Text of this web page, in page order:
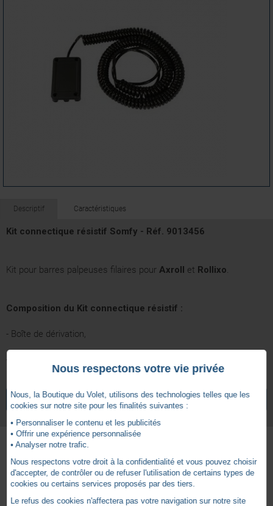
Descriptif Caractéristiques
Kit connectique résistif Somfy - Réf. 9013456
Kit pour barres palpeuses filaires pour Axroll et Rollixo.
Composition du Kit connectique résistif :
- Boîte de dérivation,
- Câble à spirale 3 m (2 fils).
VOIR TOUS LES ARTICLESSOMFY
Autres produits - Barres Palpeuses et Eléments de
Sécurité
Nous respectons votre vie privée
Nous, la Boutique du Volet, utilisons des technologies telles que les
cookies sur notre site pour les finalités suivantes :
• Personnaliser le contenu et les publicités
• Offrir une expérience personnalisée
• Analyser notre trafic.
Nous respectons votre droit à la confidentialité et vous pouvez choisir
d'accepter, de contrôler ou de refuser l'utilisation de certains types de
cookies ou certains services proposés par des tiers.
Le refus des cookies n'affectera pas votre navigation sur notre site